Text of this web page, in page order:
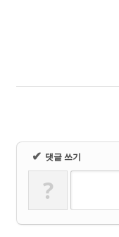
✔ 댓글 쓰기
?